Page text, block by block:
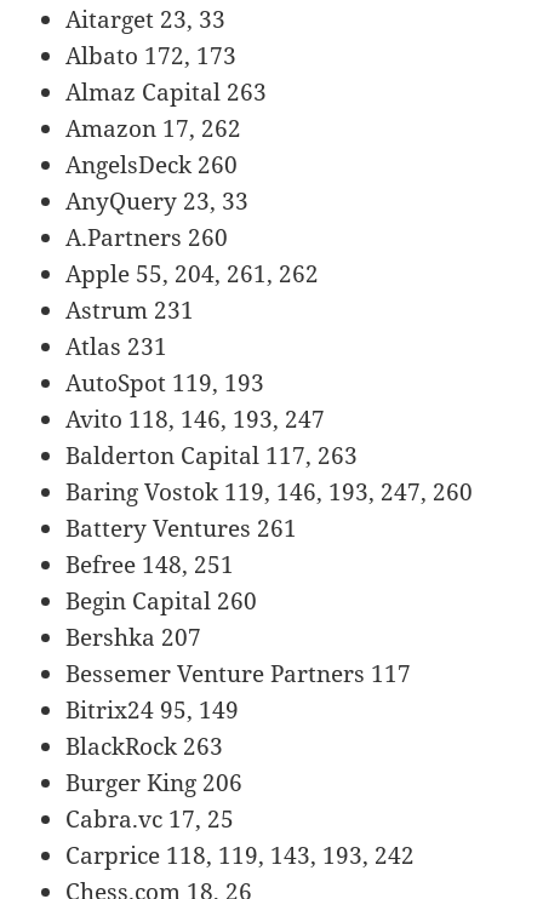
Aitarget 23, 33
Albato 172, 173
Almaz Capital 263
Amazon 17, 262
AngelsDeck 260
AnyQuery 23, 33
A.Partners 260
Apple 55, 204, 261, 262
Astrum 231
Atlas 231
AutoSpot 119, 193
Avito 118, 146, 193, 247
Balderton Capital 117, 263
Baring Vostok 119, 146, 193, 247, 260
Battery Ventures 261
Befree 148, 251
Begin Capital 260
Bershka 207
Bessemer Venture Partners 117
Bitrix24 95, 149
BlackRock 263
Burger King 206
Cabra.vc 17, 25
Carprice 118, 119, 143, 193, 242
Chess.com 18, 26